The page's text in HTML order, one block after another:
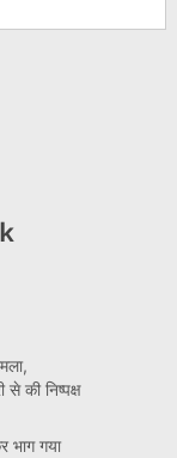
की निष्पक्ष
भाग गया